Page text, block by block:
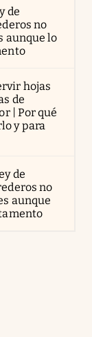
de
no
aunque lo
hojas
de
| Por qué
y para
de
no
aunque